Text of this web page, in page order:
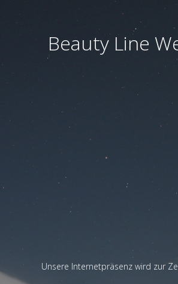
Beauty Line
Unsere Internetpräsenz wird zur